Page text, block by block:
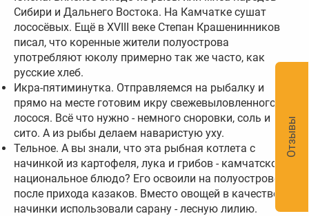
Сибири и Дальнего Востока. На Камчатке сушат
лососёвых. Ещё в XVIII веке Степан Крашенинников
писал, что коренные жители полуострова
употребляют юколу примерно так же часто, как
русские хлеб.
Икра-пятиминутка. Отправляемся на рыбалку и
прямо на месте готовим икру свежевыловленного
лосося. Всё что нужно - немного сноровки, соль и
сито. А из рыбы делаем наваристую уху.
Тельное. А вы знали, что эта рыбная котлета с
начинкой из картофеля, лука и грибов - камчатское
национальное блюдо? Его освоили на полуострове
после прихода казаков. Вместо овощей в качестве
начинки использовали сарану - лесную лилию.
Отзывы